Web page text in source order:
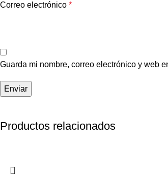
Correo electrónico *
Guarda mi nombre, correo electrónico y web
Productos relacionados